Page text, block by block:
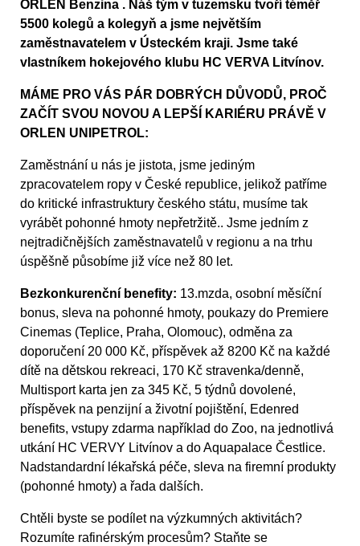
ORLEN Benzina . Náš tým v tuzemsku tvoří téměř
5500 kolegů a kolegyň a jsme největším
zaměstnavatelem v Ústeckém kraji. Jsme také
vlastníkem hokejového klubu HC VERVA Litvínov.
MÁME PRO VÁS PÁR DOBRÝCH DŮVODŮ, PROČ
ZAČÍT SVOU NOVOU A LEPŠÍ KARIÉRU PRÁVĚ V
ORLEN UNIPETROL:
Zaměstnání u nás je jistota, jsme jediným
zpracovatelem ropy v České republice, jelikož patříme
do kritické infrastruktury českého státu, musíme tak
vyrábět pohonné hmoty nepřetržitě.. Jsme jedním z
nejtradičnějších zaměstnavatelů v regionu a na trhu
úspěšně působíme již více než 80 let.
Bezkonkurenční benefity: 13.mzda, osobní měsíční
bonus, sleva na pohonné hmoty, poukazy do Premiere
Cinemas (Teplice, Praha, Olomouc), odměna za
doporučení 20 000 Kč, příspěvek až 8200 Kč na každé
dítě na dětskou rekreaci, 170 Kč stravenka/denně,
Multisport karta jen za 345 Kč, 5 týdnů dovolené,
příspěvek na penzijní a životní pojištění, Edenred
benefits, vstupy zdarma například do Zoo, na jednotlivá
utkání HC VERVY Litvínov a do Aquapalace Čestlice.
Nadstandardní lékařská péče, sleva na firemní produkty
(pohonné hmoty) a řada dalších.
Chtěli byste se podílet na výzkumných aktivitách?
Rozumíte rafinérským procesům? Staňte se